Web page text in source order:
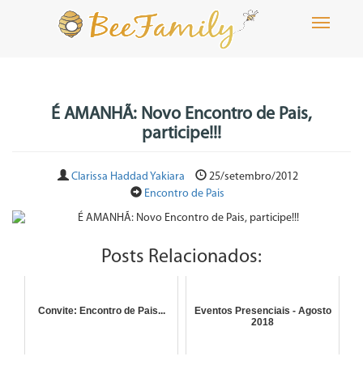
Toggle
É AMANHÃ: Novo Encontro de Pais,
participe!!!
Clarissa Haddad Yakiara
25/setembro/2012
Encontro de Pais
Posts Relacionados:
Convite: Encontro de Pais...
Eventos Presenciais - Agosto
2018